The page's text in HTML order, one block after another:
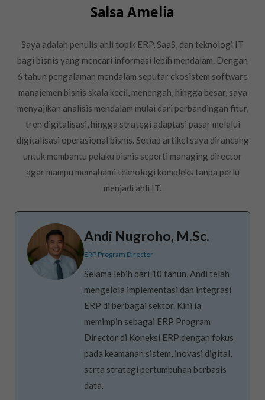
Salsa Amelia
Saya adalah penulis ahli topik ERP, SaaS, dan teknologi IT
bagi bisnis yang mencari informasi lebih mendalam. Dengan
6 tahun pengalaman mendalam seputar ekosistem software
manajemen bisnis skala kecil, menengah, hingga besar, saya
menyajikan analisis mendalam mulai dari perbandingan fitur,
tren digitalisasi, hingga strategi adaptasi pasar melalui
digitalisasi operasional bisnis. Setiap artikel saya dirancang
untuk membantu pelaku bisnis seperti managing director
agar mampu memahami teknologi kompleks tanpa perlu
menjadi ahli IT.
Andi Nugroho, M.Sc.
ERP Program Director
Selama lebih dari 10 tahun, Andi telah
mengelola implementasi dan integrasi
ERP di berbagai sektor. Kini ia
memimpin sebagai ERP Program
Director di Koneksi ERP dengan fokus
pada keamanan sistem, inovasi digital,
serta strategi pertumbuhan berbasis
data.